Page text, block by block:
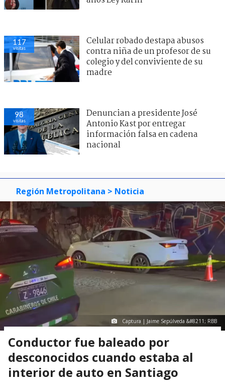
117
visitas
Celular robado destapa abusos
contra niña de un profesor de su
colegio y del conviviente de su
madre
98
visitas
Denuncian a presidente José
Antonio Kast por entregar
información falsa en cadena
nacional
Región Metropolitana > Noticia
Captura | Jaime Sepúlveda &#8211; RBB
Conductor fue baleado por
desconocidos cuando estaba al
interior de auto en Santiago